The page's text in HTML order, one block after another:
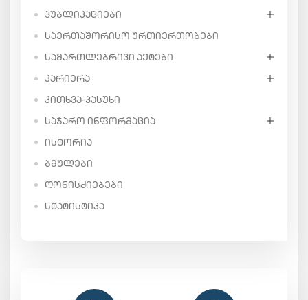
ᲞᲣᲑᲚᲘᲙᲐᲪᲘᲔᲑᲘ
ᲡᲐᲔᲠᲗᲐᲨᲝᲠᲘᲡᲝ ᲣᲠᲗᲘᲔᲠᲗᲝᲑᲔᲑᲘ
ᲡᲐᲛᲐᲠᲗᲚᲔᲑᲠᲘᲕᲘ ᲐᲥᲢᲔᲑᲘ
ᲙᲐᲠᲘᲔᲠᲐ
ᲙᲘᲗᲮᲕᲐ-ᲞᲐᲡᲣᲮᲘ
ᲡᲐᲯᲐᲠᲝ ᲘᲜᲤᲝᲠᲛᲐᲪᲘᲐ
ᲘᲡᲢᲝᲠᲘᲐ
ᲑᲛᲣᲚᲔᲑᲘ
ᲦᲝᲜᲘᲡᲫᲘᲔᲑᲔᲑᲘ
ᲡᲢᲐᲢᲘᲡᲢᲘᲙᲐ